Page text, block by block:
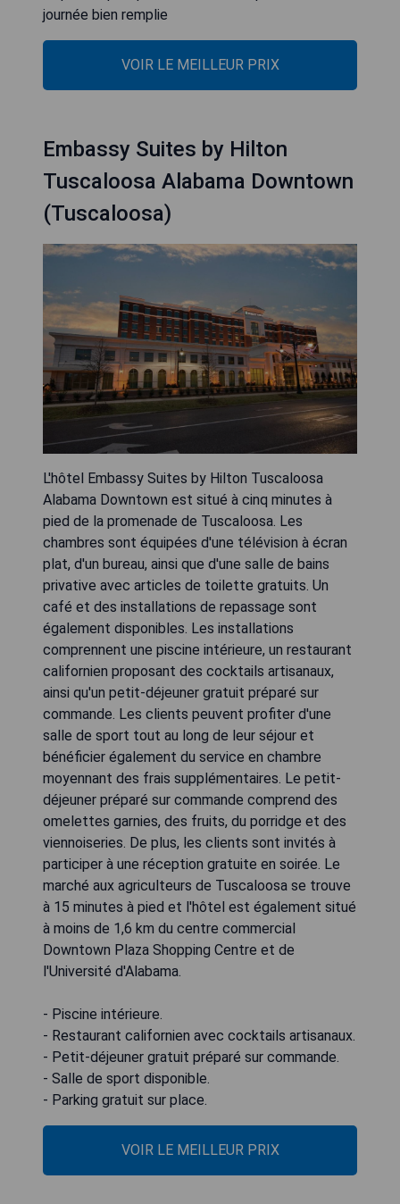
journée bien remplie
VOIR LE MEILLEUR PRIX
Embassy Suites by Hilton
Tuscaloosa Alabama Downtown
(Tuscaloosa)
L'hôtel Embassy Suites by Hilton Tuscaloosa
Alabama Downtown est situé à cinq minutes à
pied de la promenade de Tuscaloosa. Les
chambres sont équipées d'une télévision à écran
plat, d'un bureau, ainsi que d'une salle de bains
privative avec articles de toilette gratuits. Un
café et des installations de repassage sont
également disponibles. Les installations
comprennent une piscine intérieure, un restaurant
californien proposant des cocktails artisanaux,
ainsi qu'un petit-déjeuner gratuit préparé sur
commande. Les clients peuvent profiter d'une
salle de sport tout au long de leur séjour et
bénéficier également du service en chambre
moyennant des frais supplémentaires. Le petit-
déjeuner préparé sur commande comprend des
omelettes garnies, des fruits, du porridge et des
viennoiseries. De plus, les clients sont invités à
participer à une réception gratuite en soirée. Le
marché aux agriculteurs de Tuscaloosa se trouve
à 15 minutes à pied et l'hôtel est également situé
à moins de 1,6 km du centre commercial
Downtown Plaza Shopping Centre et de
l'Université d'Alabama.
- Piscine intérieure.
- Restaurant californien avec cocktails artisanaux.
- Petit-déjeuner gratuit préparé sur commande.
- Salle de sport disponible.
- Parking gratuit sur place.
VOIR LE MEILLEUR PRIX